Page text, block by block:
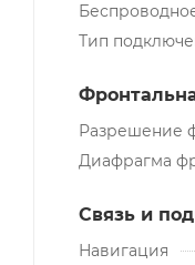
Тип
Разрешение
Диафрагма
Связь и
Навигация